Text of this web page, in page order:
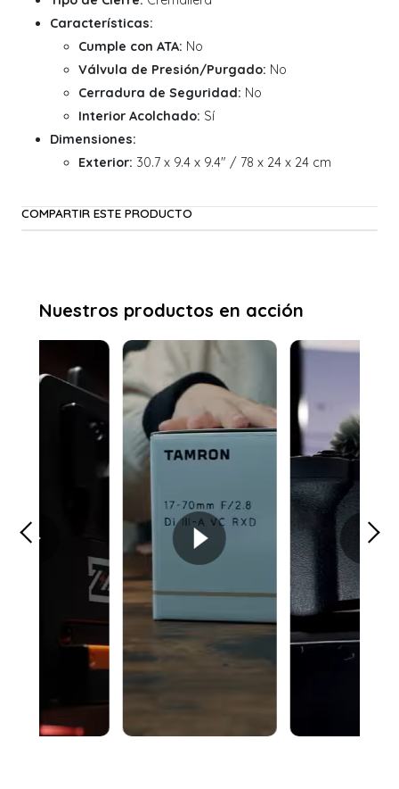
Características:
Cumple con ATA: No
Válvula de Presión/Purgado: No
Cerradura de Seguridad: No
Interior Acolchado: Sí
Dimensiones:
Exterior: 30.7 x 9.4 x 9.4" / 78 x 24 x 24 cm
COMPARTIR ESTE PRODUCTO